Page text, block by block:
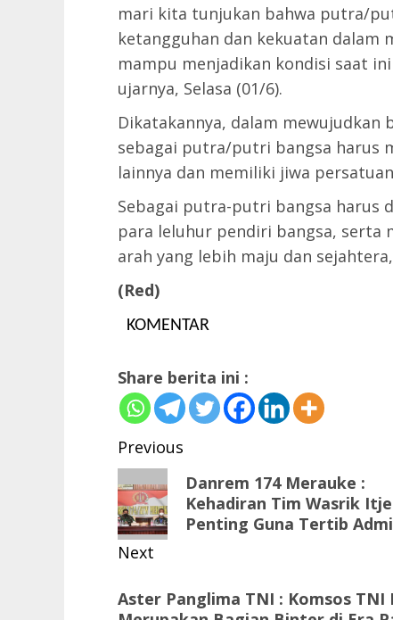
mari kita tunjukan bahwa putra/
ketangguhan dan kekuatan dalam
mampu menjadikan kondisi saat
ujarnya, Selasa (01/6).
Dikatakannya, dalam mewujudkan
sebagai putra/putri bangsa harus
lainnya dan memiliki jiwa
Sebagai putra-putri bangsa harus
para leluhur pendiri bangsa, serta
arah yang lebih maju dan
(Red)
KOMENTAR
Share berita ini :
Post
navigation
Previous
Previous
post:
Danrem 174 Merauke :
Kehadiran Tim Wasrik
Penting Guna Tertib
Next
post:
Aster Panglima TNI : Komsos